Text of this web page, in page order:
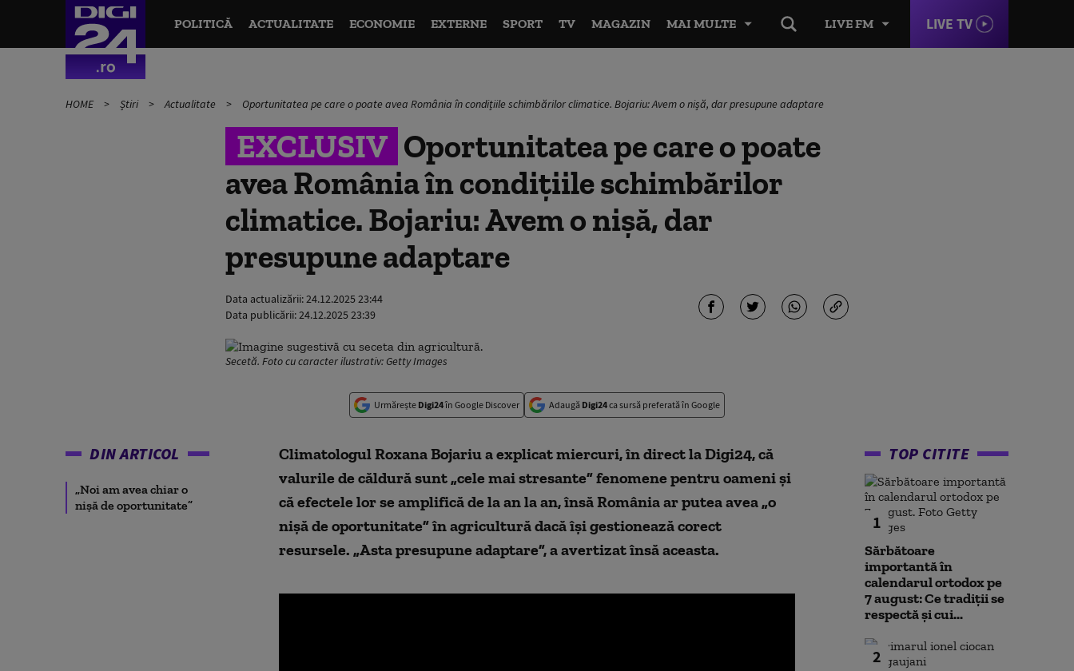
LIVE FM LIVE TV
POLITICĂ ACTUALITATE ECONOMIE EXTERNE SPORT TV MAGAZIN MAI MULTE
HOME Știri Actualitate Oportunitatea pe care o poate avea România în condițiile schimbărilor climatice. Bojariu: Avem o nișă, dar presupune adaptare
EXCLUSIV Oportunitatea pe care o poate
avea România în condițiile schimbărilor
climatice. Bojariu: Avem o nișă, dar
presupune adaptare
Data actualizării:24.12.2025 23:44
Data publicării:24.12.2025 23:39
Secetă. Foto cu caracter ilustrativ: Getty Images
Urmărește Digi24în Google Discover Adaugă Digi24ca sursă preferată în Google
DIN ARTICOL
„Noi am avea chiar o
nișă de oportunitate”
Climatologul Roxana Bojariu a explicat miercuri, în direct la Digi24, că
valurile de căldură sunt „cele mai stresante” fenomene pentru oameni și
că efectele lor se amplifică de la an la an, însă România ar putea avea „o
nișă de oportunitate” în agricultură dacă își gestionează corect
resursele. „Asta presupune adaptare”, a avertizat însă aceasta.
TOP CITITE
1
Sărbătoare
importantă în
calendarul ortodox pe
7 august: Ce tradiții se
respectă și cui...
2